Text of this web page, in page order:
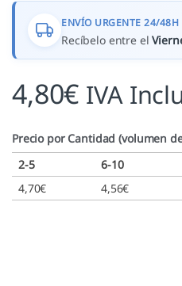
ENVÍO URGENTE 24/48H
Recíbelo entre el
4,80€ IVA
Precio por Cantidad (volumen
2-5
6-10
4,70€ 4,56€